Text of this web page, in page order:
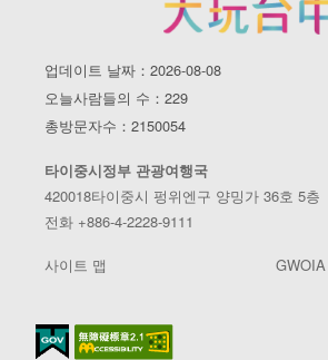
업데이트 날짜：2026-08-08
오늘사람들의 수：229
총방문자수：2150054
타이중시정부 관광여행국
420018타이중시 펑위엔구 양밍가 36호 5층
전화 +886-4-2228-9111
사이트 맵 GWOIA